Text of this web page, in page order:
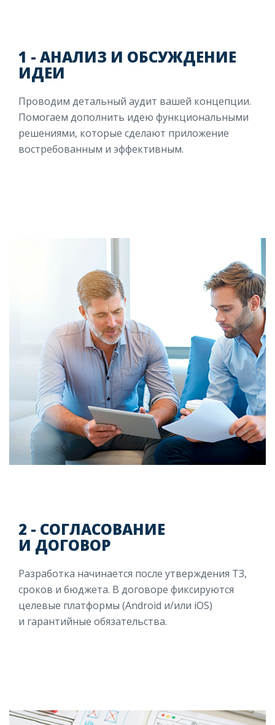
1 - АНАЛИЗ И ОБСУЖДЕНИЕ
ИДЕИ
Проводим детальный аудит вашей концепции.
Помогаем дополнить идею функциональными
решениями, которые сделают приложение
востребованным и эффективным.
2 - СОГЛАСОВАНИЕ
И ДОГОВОР
Разработка начинается после утверждения ТЗ,
сроков и бюджета. В договоре фиксируются
целевые платформы (Android и/или iOS)
и гарантийные обязательства.